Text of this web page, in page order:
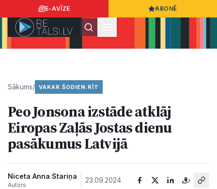
E-AVĪZE ABONĒ
Ziņas
Sabiedrība
Dzīvesstils
Sākums/ VAKAR.ŠODIEN.RĪT
Peo Jonsona izstāde atklāj
Eiropas Zaļās Jostas dienu
pasākumus Latvijā
Niceta Anna Stariņa
Autors
23.09.2024